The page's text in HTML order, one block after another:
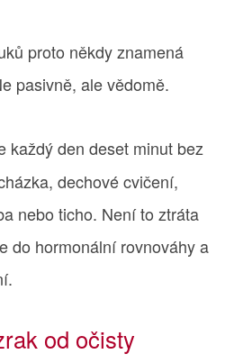
proto někdy znamená
pasivně, ale vědomě.
každý den deset minut bez
dechové cvičení,
nebo ticho. Není to ztráta
do hormonální rovnováhy a
od očisty